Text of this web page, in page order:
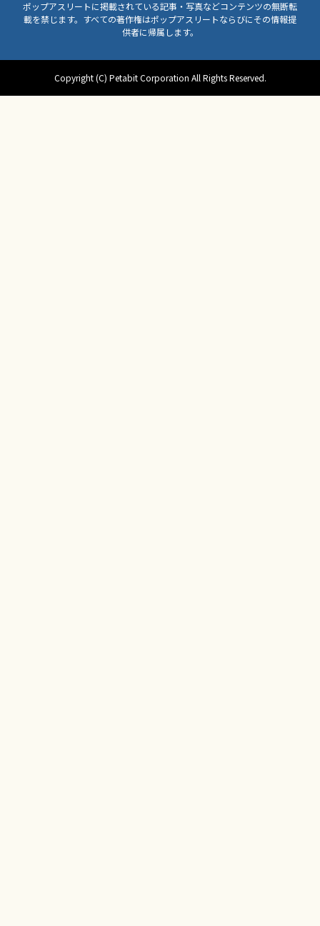
ポップアスリートに掲載されている記事・写真などコンテンツの無断転
載を禁じます。すべての著作権はポップアスリートならびにその情報提
供者に帰属します。
Copyright (C) Petabit Corporation All Rights Reserved.